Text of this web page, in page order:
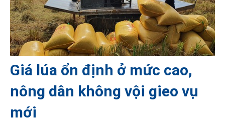
Giá lúa ổn định ở mức cao,
nông dân không vội gieo vụ
mới